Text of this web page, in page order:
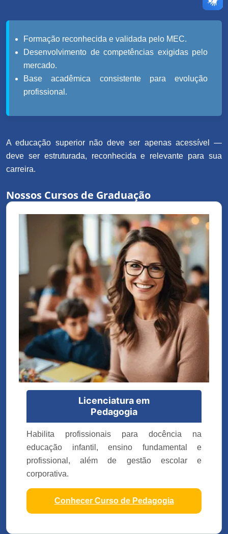
Formação reconhecida e validada pelo MEC.
Desenvolvimento de competências exigidas pelo
mercado.
Base acadêmica consistente para evolução
profissional.
A educação superior não deve ser apenas acessível —
deve ser estruturada, reconhecida e relevante para sua
carreira.
Nossos Cursos de Graduação
Licenciatura em
Pedagogia
Habilita profissionais para docência na
educação infantil, ensino fundamental e
profissional, além de gestão escolar e
corporativa.
Conhecer Curso de Pedagogia